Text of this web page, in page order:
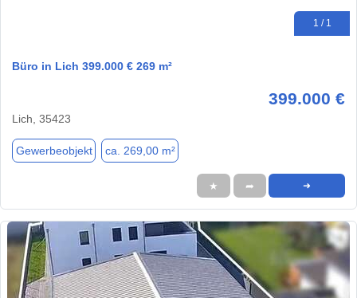
1 / 1
Büro in Lich 399.000 € 269 m²
399.000 €
Lich, 35423
Gewerbeobjekt ca. 269,00 m²
★ ➦ ➜